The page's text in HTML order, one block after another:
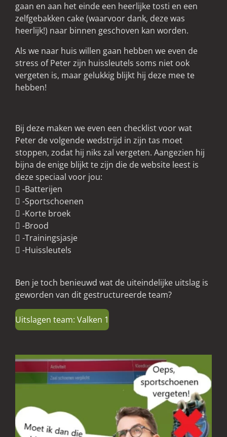
gaan en aan het einde een heerlijke tosti en een
zelfgebakken cake (waarvoor dank, deze was
heerlijk!) naar binnen geschoven kan worden.
Als we naar huis willen gaan hebben we even de
stress of Peter zijn huissleutels soms niet ook
vergeten is, maar gelukkig blijkt hij deze mee te
hebben!
Bij deze maken we even een checklist voor wat
Peter de volgende wedstrijd in zijn tas moet
stoppen, zodat hij niks zal vergeten. Aangezien hij
bijna de enige blijkt te zijn die de website leest is
deze speciaal voor jou:
 -Batterijen
 -Sportschoenen
 -Korte broek
 -Brood
 -Trainingsjasje
 -Huissleutels
Ben je toch benieuwd wat de uiteindelijke uitslag is
geworden van dit gestructureerde team?
Uitslagen team: Valken 1